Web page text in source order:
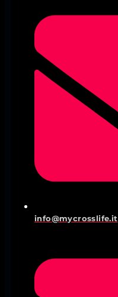
info@mycrosslife.it